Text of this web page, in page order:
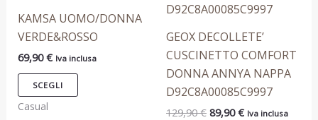
KAMSA UOMO/DONNA
VERDE&ROSSO
69,90€ Iva inclusa
SCEGLI
varianti.
Le
opzioni
essere
Casual
GEOX DECOLLETE’
CUSCINETTO COMFORT
DONNA ANNYA NAPPA
D92C8A00085C9997
129,90€ 89,90€ Iva inclusa
più
Le
opzioni
possono
essere